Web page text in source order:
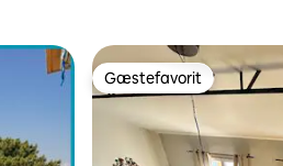
Gæstefavorit
Gæstefavorit